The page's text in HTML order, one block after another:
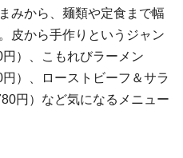
みから、麺類や定食まで幅
皮から手作りというジャン
）、こもれびラーメン
）、ローストビーフ＆サラ
円）など気になるメニュー